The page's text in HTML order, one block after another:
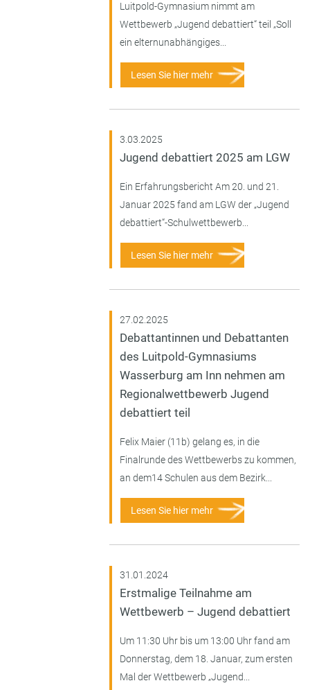
Luitpold-Gymnasium nimmt am
Wettbewerb „Jugend debattiert“ teil „Soll
ein elternunabhängiges...
Lesen Sie hier mehr
3.03.2025
Jugend debattiert 2025 am LGW
Ein Erfahrungsbericht Am 20. und 21.
Januar 2025 fand am LGW der „Jugend
debattiert“-Schulwettbewerb...
Lesen Sie hier mehr
27.02.2025
Debattantinnen und Debattanten
des Luitpold-Gymnasiums
Wasserburg am Inn nehmen am
Regionalwettbewerb Jugend
debattiert teil
Felix Maier (11b) gelang es, in die
Finalrunde des Wettbewerbs zu kommen,
an dem14 Schulen aus dem Bezirk...
Lesen Sie hier mehr
31.01.2024
Erstmalige Teilnahme am
Wettbewerb – Jugend debattiert
Um 11:30 Uhr bis um 13:00 Uhr fand am
Donnerstag, dem 18. Januar, zum ersten
Mal der Wettbewerb „Jugend...